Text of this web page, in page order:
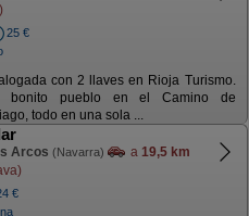
25 €
con 2 llaves en Rioja Turismo.
bonito pueblo en el Camino de
todo en una sola ...
Arcos (Navarra) a 19,5 km
€